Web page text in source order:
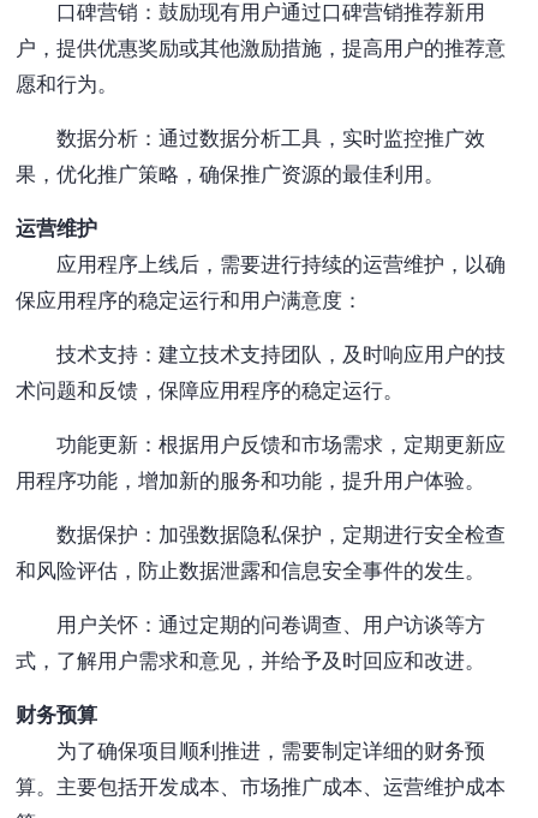
口碑营销：鼓励现有用户通过口碑营销推荐新用
户，提供优惠奖励或其他激励措施，提高用户的推荐意
愿和行为。
数据分析：通过数据分析工具，实时监控推广效
果，优化推广策略，确保推广资源的最佳利用。
运营维护
应用程序上线后，需要进行持续的运营维护，以确
保应用程序的稳定运行和用户满意度：
技术支持：建立技术支持团队，及时响应用户的技
术问题和反馈，保障应用程序的稳定运行。
功能更新：根据用户反馈和市场需求，定期更新应
用程序功能，增加新的服务和功能，提升用户体验。
数据保护：加强数据隐私保护，定期进行安全检查
和风险评估，防止数据泄露和信息安全事件的发生。
用户关怀：通过定期的问卷调查、用户访谈等方
式，了解用户需求和意见，并给予及时回应和改进。
财务预算
为了确保项目顺利推进，需要制定详细的财务预
算。主要包括开发成本、市场推广成本、运营维护成本